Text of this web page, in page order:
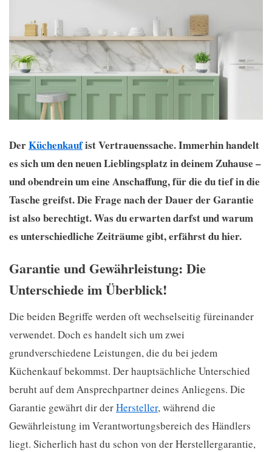
DerKüchenkaufist Vertrauenssache. Immerhin handelt
es sich um den neuen Lieblingsplatz in deinem Zuhause –
und obendrein um eine Anschaffung, für die du tief in die
Tasche greifst. Die Frage nach der Dauer der Garantie
ist also berechtigt. Was du erwarten darfst und warum
es unterschiedliche Zeiträume gibt, erfährst du hier.
Garantie und Gewährleistung: Die
Unterschiede im Überblick!
Die beiden Begriffe werden oft wechselseitig füreinander
verwendet. Doch es handelt sich um zwei
grundverschiedene Leistungen, die du bei jedem
Küchenkauf bekommst. Der hauptsächliche Unterschied
beruht auf dem Ansprechpartner deines Anliegens. Die
Garantie gewährt dir derHersteller, während die
Gewährleistung im Verantwortungsbereich des Händlers
liegt. Sicherlich hast du schon von der Herstellergarantie,